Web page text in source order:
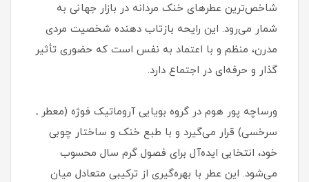
شاخص‌ترین عطرهای خنک مردانه در بازار جهانی به
شمار می‌رود. این رایحه بازتاب دهنده شخصیت مردی
مدرن، منظم و با اعتماد به‌ نفس است که حضوری تأثیر
گذار و حرفه‌ای در اجتماع دارد.
ورساچه پور هوم در گروه بویایی آروماتیک فوژه (معطر ـ
سرخسی) قرار می‌گیرد و با طبع خنک و ساختار چوبی
خود، انتخابی ایده‌آل برای فصول گرم سال محسوب
می‌شود. این عطر با بهره‌گیری از ترکیبی متعادل میان